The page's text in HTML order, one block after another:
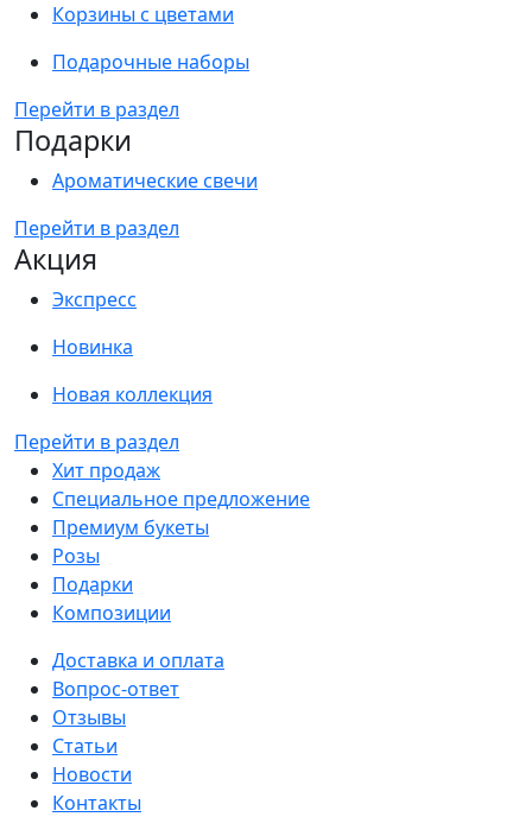
Корзины с цветами
Подарочные наборы
Перейти в раздел
Подарки
Ароматические свечи
Перейти в раздел
Акция
Экспресс
Новинка
Новая коллекция
Перейти в раздел
Хит продаж
Специальное предложение
Премиум букеты
Розы
Подарки
Композиции
Доставка и оплата
Вопрос-ответ
Отзывы
Статьи
Новости
Контакты